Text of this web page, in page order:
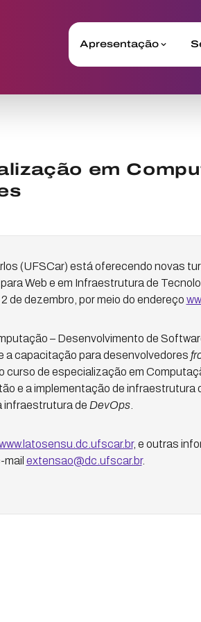
Apresentação
em
(UFSCar) está oferecendo novas
Web e em Infraestrutura de
de dezembro, por meio do endereço
– Desenvolvimento de
a capacitação para desenvolvedores
curso de especialização em
e a implementação de infraestrutura
infraestrutura de DevOps.
, e outras
extensao@dc.ufscar.br.